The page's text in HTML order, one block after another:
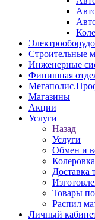
Строительные
Инженерные
Финишная
Магазины
Акции
Услуги
Назад
Услуги
Обмен и
Колеровка
Доставка
Товары
Распил
Личный